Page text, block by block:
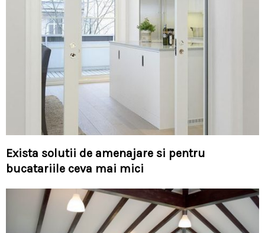
Exista solutii de amenajare si pentru
bucatariile ceva mai mici